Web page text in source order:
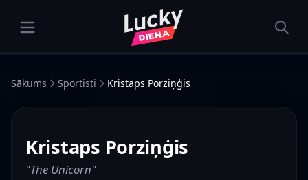
Sākums Sportisti Kristaps Porziņģis
Kristaps Porziņģis
"The Unicorn"